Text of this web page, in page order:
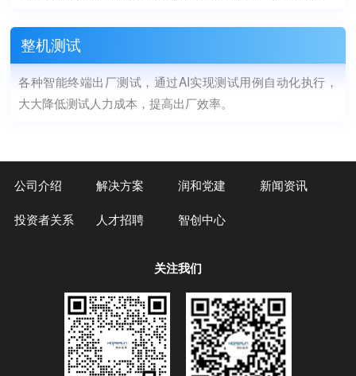
整机测试
各种智能终端出厂测试，通过AI实现测试用例自动化执行，
大大降低测试人力成本，提高出厂效率。
公司介绍 解决方案 润和党建
新闻资讯
投资者关系
人才招聘 智创中心
关注我们